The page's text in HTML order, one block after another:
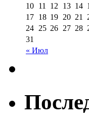
« Июл
10 11 12 13 14
17 18 19 20 21
24 25 26 27 28
31